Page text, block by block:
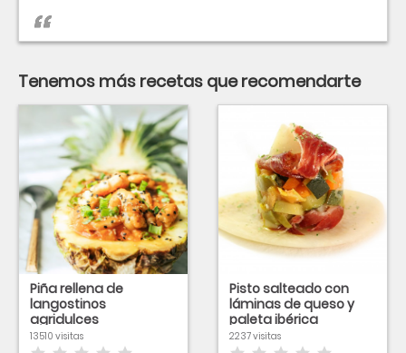
Tenemos más recetas que recomendarte
Piña rellena de
langostinos
agridulces
13510 visitas
Pisto salteado con
láminas de queso y
paleta ibérica
2237 visitas